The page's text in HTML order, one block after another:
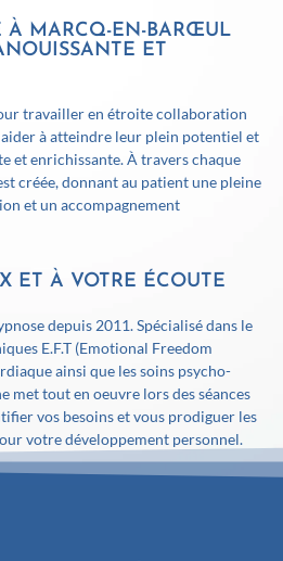
À MARCQ-EN-BARŒUL
ET
travailler en étroite collaboration
à atteindre leur plein potentiel et
et enrichissante. À travers chaque
créée, donnant au patient une pleine
et un accompagnement
ET À VOTRE ÉCOUTE
depuis 2011. Spécialisé dans le
E.F.T (Emotional Freedom
ainsi que les soins psycho-
met tout en oeuvre lors des séances
vos besoins et vous prodiguer les
votre développement personnel.